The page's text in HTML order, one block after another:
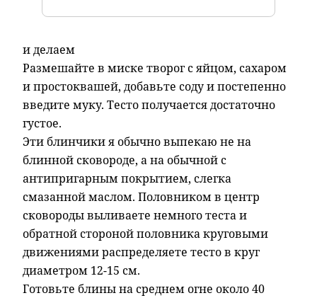
и делаем
Размешайте в миске творог с яйцом, сахаром
и простоквашей, добавьте соду и постепенно
введите муку. Тесто получается достаточно
густое.
Эти блинчики я обычно выпекаю не на
блинной сковороде, а на обычной с
антипригарным покрытием, слегка
смазанной маслом. Половником в центр
сковороды выливаете немного теста и
обратной стороной половника круговыми
движениями распределяете тесто в круг
диаметром 12-15 см.
Готовьте блины на среднем огне около 40